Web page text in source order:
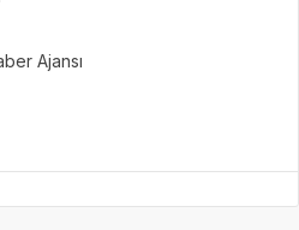
Ajansı